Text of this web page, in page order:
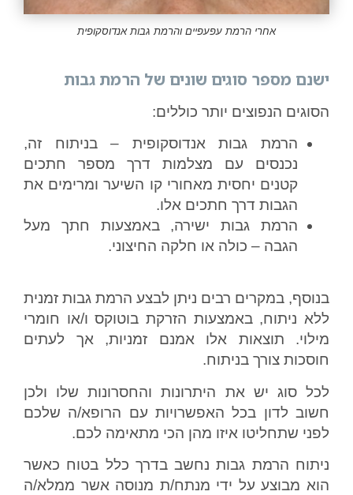
אחרי הרמת עפעפיים והרמת גבות אנדוסקופית
ישנם מספר סוגים שונים של הרמת גבות
הסוגים הנפוצים יותר כוללים:
הרמת גבות אנדוסקופית – בניתוח זה,
נכנסים עם מצלמות דרך מספר חתכים
קטנים יחסית מאחורי קו השיער ומרימים את
הגבות דרך חתכים אלו.
הרמת גבות ישירה, באמצעות חתך מעל
הגבה – כולה או חלקה החיצוני.
בנוסף, במקרים רבים ניתן לבצע הרמת גבות זמנית
ללא ניתוח, באמצעות הזרקת בוטוקס ו/או חומרי
מילוי. תוצאות אלו אמנם זמניות, אך לעתים
חוסכות צורך בניתוח.
לכל סוג יש את היתרונות והחסרונות שלו ולכן
חשוב לדון בכל האפשרויות עם הרופא/ה שלכם
לפני שתחליטו איזו מהן הכי מתאימה לכם.
ניתוח הרמת גבות נחשב בדרך כלל בטוח כאשר
הוא מבוצע על ידי מנתח/ת מנוסה אשר ממלא/ה